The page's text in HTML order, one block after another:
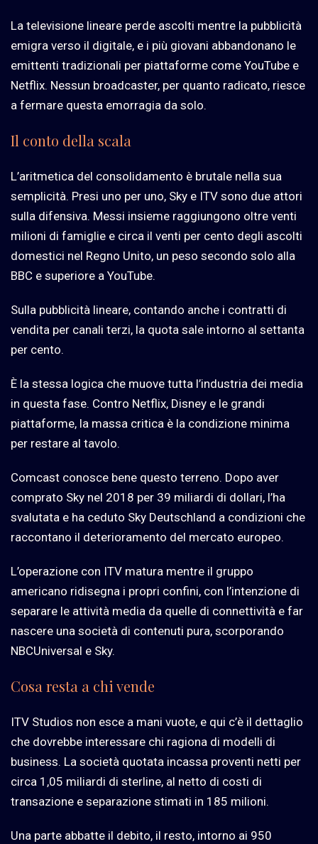
La televisione lineare perde ascolti mentre la pubblicità
emigra verso il digitale, e i più giovani abbandonano le
emittenti tradizionali per piattaforme come YouTube e
Netflix. Nessun broadcaster, per quanto radicato, riesce
a fermare questa emorragia da solo.
Il conto della scala
L’aritmetica del consolidamento è brutale nella sua
semplicità. Presi uno per uno, Sky e ITV sono due attori
sulla difensiva. Messi insieme raggiungono oltre venti
milioni di famiglie e circa il venti per cento degli ascolti
domestici nel Regno Unito, un peso secondo solo alla
BBC e superiore a YouTube.
Sulla pubblicità lineare, contando anche i contratti di
vendita per canali terzi, la quota sale intorno al settanta
per cento.
È la stessa logica che muove tutta l’industria dei media
in questa fase. Contro Netflix, Disney e le grandi
piattaforme, la massa critica è la condizione minima
per restare al tavolo.
Comcast conosce bene questo terreno. Dopo aver
comprato Sky nel 2018 per 39 miliardi di dollari, l’ha
svalutata e ha ceduto Sky Deutschland a condizioni che
raccontano il deterioramento del mercato europeo.
L’operazione con ITV matura mentre il gruppo
americano ridisegna i propri confini, con l’intenzione di
separare le attività media da quelle di connettività e far
nascere una società di contenuti pura, scorporando
NBCUniversal e Sky.
Cosa resta a chi vende
ITV Studios non esce a mani vuote, e qui c’è il dettaglio
che dovrebbe interessare chi ragiona di modelli di
business. La società quotata incassa proventi netti per
circa 1,05 miliardi di sterline, al netto di costi di
transazione e separazione stimati in 185 milioni.
Una parte abbatte il debito, il resto, intorno ai 950